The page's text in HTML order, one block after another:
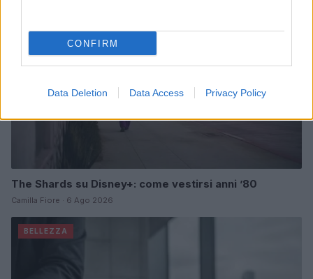
CONFIRM
Data Deletion Data Access Privacy Policy
The Shards su Disney+: come vestirsi anni ’80
Camilla Fiore · 6 Ago 2026
BELLEZZA